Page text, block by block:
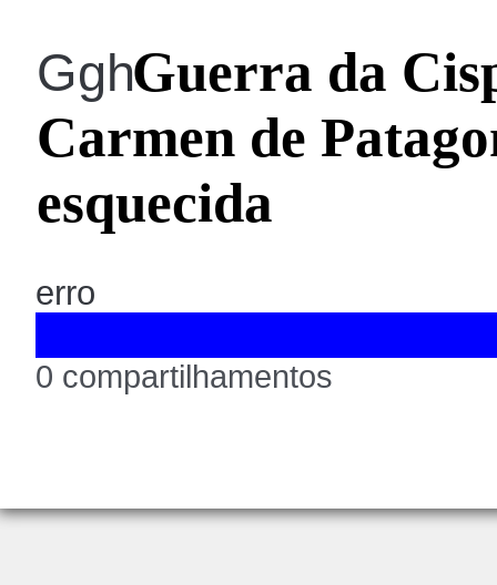
GghGuerra da
Carmen de
esquecida
erro
0 compartilhamentos